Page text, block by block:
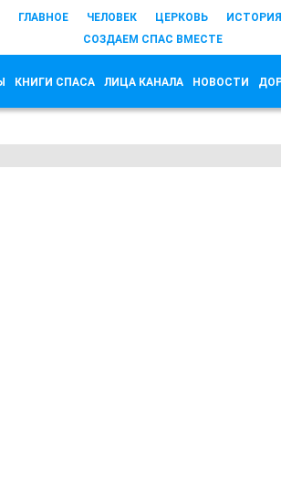
ГЛАВНОЕ ЧЕЛОВЕК ЦЕРКОВЬ ИСТОРИЯ
СОЗДАЕМ СПАС ВМЕСТЕ
КНИГИ СПАСА ЛИЦА КАНАЛА НОВОСТИ